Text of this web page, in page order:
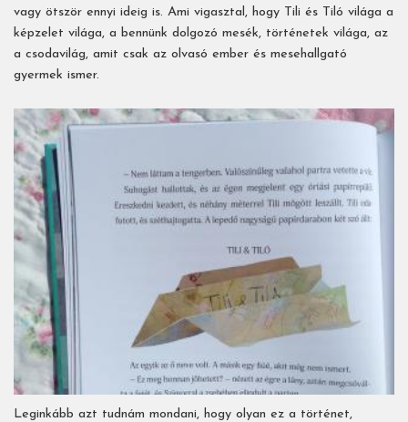
vagy ötször ennyi ideig is. Ami vigasztal, hogy Tili és Tiló világa a
képzelet világa, a bennünk dolgozó mesék, történetek világa, az
a csodavilág, amit csak az olvasó ember és mesehallgató
gyermek ismer.
Leginkább azt tudnám mondani, hogy olyan ez a történet,